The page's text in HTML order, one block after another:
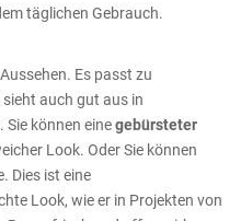
täglichen Gebrauch.
Es passt zu
sieht auch gut aus in
Sie können einegebürsteter
Look. Oder Sie können
Dies ist eine
Look, wie er in Projekten von